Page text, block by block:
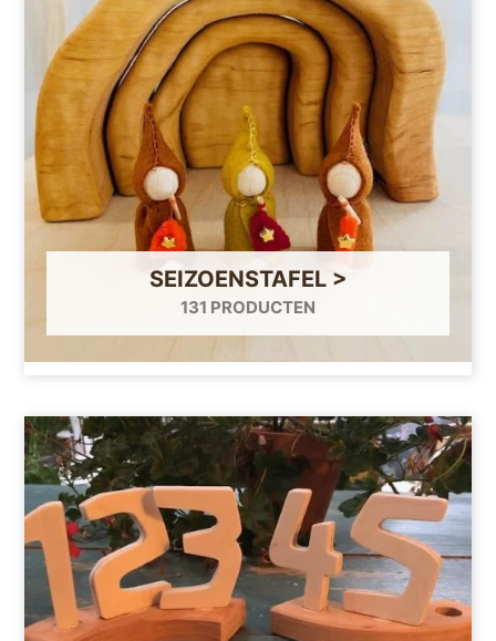
SEIZOENSTAFEL >
131 PRODUCTEN